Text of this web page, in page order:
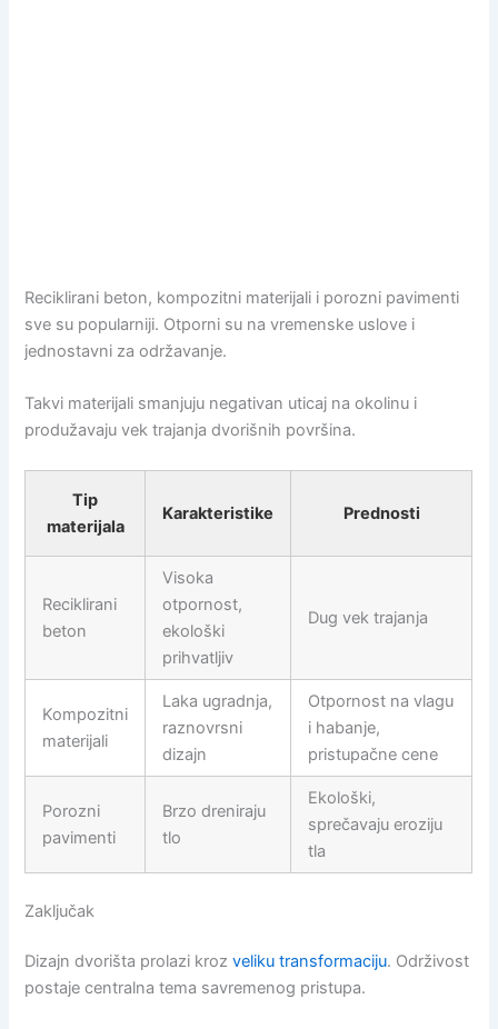
Reciklirani beton, kompozitni materijali i porozni pavimenti
sve su popularniji. Otporni su na vremenske uslove i
jednostavni za održavanje.
Takvi materijali smanjuju negativan uticaj na okolinu i
produžavaju vek trajanja dvorišnih površina.
Tip
materijala
Karakteristike Prednosti
Reciklirani
beton
Visoka
otpornost,
ekološki
prihvatljiv
Dug vek trajanja
Kompozitni
materijali
Laka ugradnja,
raznovrsni
dizajn
Otpornost na vlagu
i habanje,
pristupačne cene
Porozni
pavimenti
Brzo dreniraju
tlo
Ekološki,
sprečavaju eroziju
tla
Zaključak
Dizajn dvorišta prolazi krozveliku transformaciju. Održivost
postaje centralna tema savremenog pristupa.